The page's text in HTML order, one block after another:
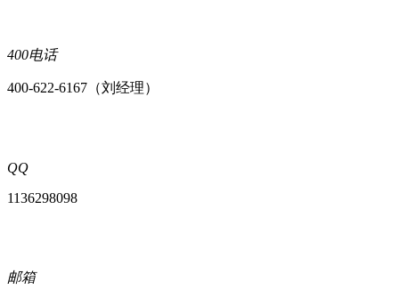
400电话
400-622-6167（刘经理）
QQ
1136298098
邮箱